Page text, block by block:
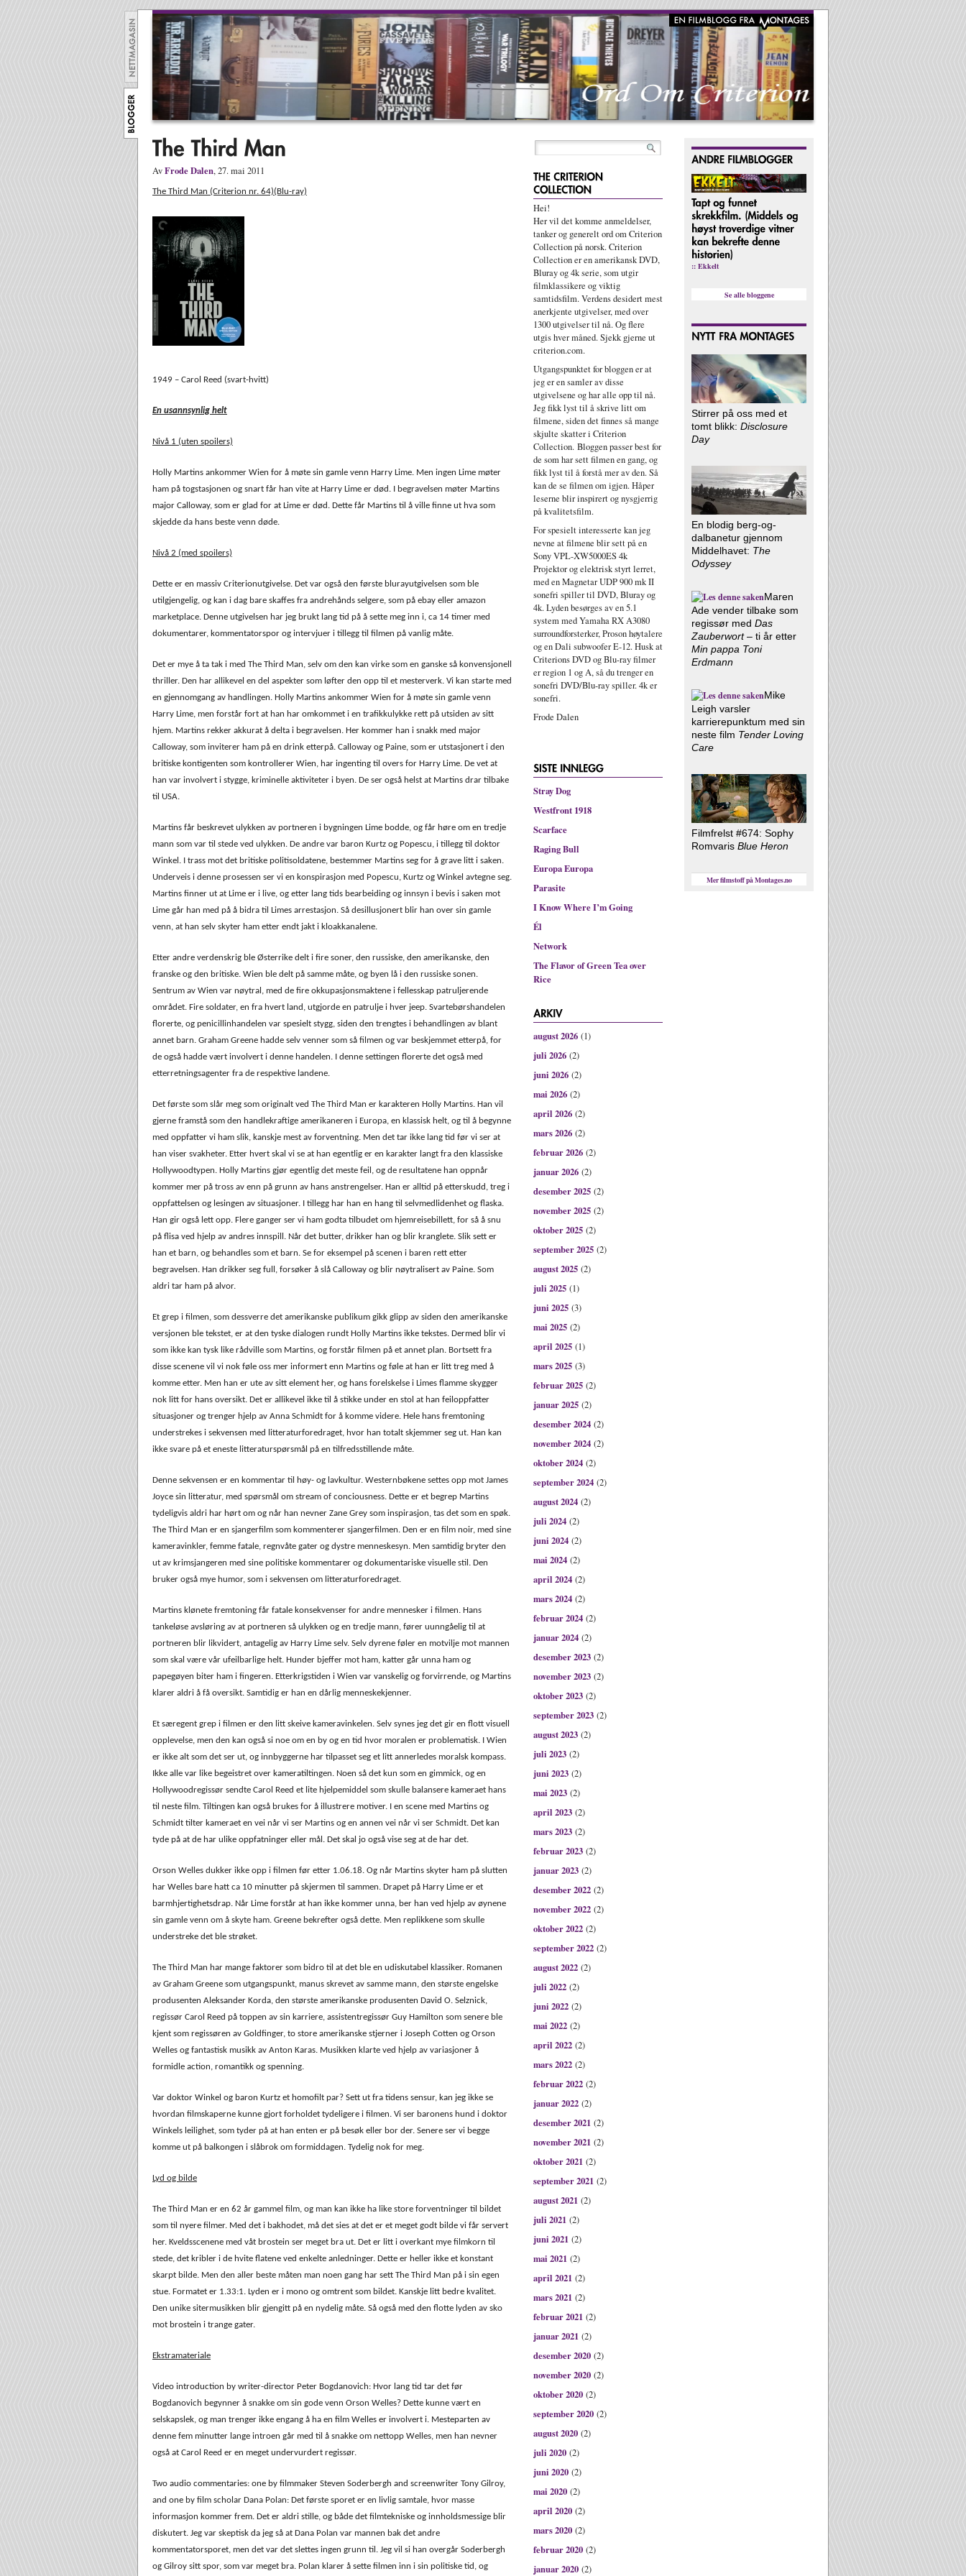
AvFrode Dalen, 27. mai 2011
The Third Man (Criterion nr. 64)(Blu-ray)
1949 – Carol Reed (svart-hvitt)
En usannsynlig helt
Nivå 1 (uten spoilers)
Holly Martins ankommer Wien for å møte sin gamle venn Harry Lime. Men ingen Lime møter
ham på togstasjonen og snart får han vite at Harry Lime er død. I begravelsen møter Martins
major Calloway, som er glad for at Lime er død. Dette får Martins til å ville finne ut hva som
skjedde da hans beste venn døde.
Nivå 2 (med spoilers)
Dette er en massiv Criterionutgivelse. Det var også den første blurayutgivelsen som ble
utilgjengelig, og kan i dag bare skaffes fra andrehånds selgere, som på ebay eller amazon
marketplace. Denne utgivelsen har jeg brukt lang tid på å sette meg inn i, ca 14 timer med
dokumentarer, kommentatorspor og intervjuer i tillegg til filmen på vanlig måte.
Det er mye å ta tak i med The Third Man, selv om den kan virke som en ganske så konvensjonell
thriller. Den har allikevel en del aspekter som løfter den opp til et mesterverk. Vi kan starte med
en gjennomgang av handlingen. Holly Martins ankommer Wien for å møte sin gamle venn
Harry Lime, men forstår fort at han har omkommet i en trafikkulykke rett på utsiden av sitt
hjem. Martins rekker akkurat å delta i begravelsen. Her kommer han i snakk med major
Calloway, som inviterer ham på en drink etterpå. Calloway og Paine, som er utstasjonert i den
britiske kontigenten som kontrollerer Wien, har ingenting til overs for Harry Lime. De vet at
han var involvert i stygge, kriminelle aktiviteter i byen. De ser også helst at Martins drar tilbake
til USA.
Martins får beskrevet ulykken av portneren i bygningen Lime bodde, og får høre om en tredje
mann som var til stede ved ulykken. De andre var baron Kurtz og Popescu, i tillegg til doktor
Winkel. I trass mot det britiske politisoldatene, bestemmer Martins seg for å grave litt i saken.
Underveis i denne prosessen ser vi en konspirasjon med Popescu, Kurtz og Winkel avtegne seg.
Martins finner ut at Lime er i live, og etter lang tids bearbeiding og innsyn i bevis i saken mot
Lime går han med på å bidra til Limes arrestasjon. Så desillusjonert blir han over sin gamle
venn, at han selv skyter ham etter endt jakt i kloakkanalene.
Etter andre verdenskrig ble Østerrike delt i fire soner, den russiske, den amerikanske, den
franske og den britiske. Wien ble delt på samme måte, og byen lå i den russiske sonen.
Sentrum av Wien var nøytral, med de fire okkupasjonsmaktene i fellesskap patruljerende
området. Fire soldater, en fra hvert land, utgjorde en patrulje i hver jeep. Svartebørshandelen
florerte, og penicillinhandelen var spesielt stygg, siden den trengtes i behandlingen av blant
annet barn. Graham Greene hadde selv venner som så filmen og var beskjemmet etterpå, for
de også hadde vært involvert i denne handelen. I denne settingen florerte det også med
etterretningsagenter fra de respektive landene.
Det første som slår meg som originalt ved The Third Man er karakteren Holly Martins. Han vil
gjerne framstå som den handlekraftige amerikaneren i Europa, en klassisk helt, og til å begynne
med oppfatter vi ham slik, kanskje mest av forventning. Men det tar ikke lang tid før vi ser at
han viser svakheter. Etter hvert skal vi se at han egentlig er en karakter langt fra den klassiske
Hollywoodtypen. Holly Martins gjør egentlig det meste feil, og de resultatene han oppnår
kommer mer på tross av enn på grunn av hans anstrengelser. Han er alltid på etterskudd, treg i
oppfattelsen og lesingen av situasjoner. I tillegg har han en hang til selvmedlidenhet og flaska.
Han gir også lett opp. Flere ganger ser vi ham godta tilbudet om hjemreisebillett, for så å snu
på flisa ved hjelp av andres innspill. Når det butter, drikker han og blir kranglete. Slik sett er
han et barn, og behandles som et barn. Se for eksempel på scenen i baren rett etter
begravelsen. Han drikker seg full, forsøker å slå Calloway og blir nøytralisert av Paine. Som
aldri tar ham på alvor.
Et grep i filmen, som dessverre det amerikanske publikum gikk glipp av siden den amerikanske
versjonen ble tekstet, er at den tyske dialogen rundt Holly Martins ikke tekstes. Dermed blir vi
som ikke kan tysk like rådville som Martins, og forstår filmen på et annet plan. Bortsett fra
disse scenene vil vi nok føle oss mer informert enn Martins og føle at han er litt treg med å
komme etter. Men han er ute av sitt element her, og hans forelskelse i Limes flamme skygger
nok litt for hans oversikt. Det er allikevel ikke til å stikke under en stol at han feiloppfatter
situasjoner og trenger hjelp av Anna Schmidt for å komme videre. Hele hans fremtoning
understrekes i sekvensen med litteraturforedraget, hvor han totalt skjemmer seg ut. Han kan
ikke svare på et eneste litteraturspørsmål på en tilfredsstillende måte.
Denne sekvensen er en kommentar til høy- og lavkultur. Westernbøkene settes opp mot James
Joyce sin litteratur, med spørsmål om stream of conciousness. Dette er et begrep Martins
tydeligvis aldri har hørt om og når han nevner Zane Grey som inspirasjon, tas det som en spøk.
The Third Man er en sjangerfilm som kommenterer sjangerfilmen. Den er en film noir, med sine
kameravinkler, femme fatale, regnvåte gater og dystre menneskesyn. Men samtidig bryter den
ut av krimsjangeren med sine politiske kommentarer og dokumentariske visuelle stil. Den
bruker også mye humor, som i sekvensen om litteraturforedraget.
Martins klønete fremtoning får fatale konsekvenser for andre mennesker i filmen. Hans
tankeløse avsløring av at portneren så ulykken og en tredje mann, fører uunngåelig til at
portneren blir likvidert, antagelig av Harry Lime selv. Selv dyrene føler en motvilje mot mannen
som skal være vår ufeilbarlige helt. Hunder bjeffer mot ham, katter går unna ham og
papegøyen biter ham i fingeren. Etterkrigstiden i Wien var vanskelig og forvirrende, og Martins
klarer aldri å få oversikt. Samtidig er han en dårlig menneskekjenner.
Et særegent grep i filmen er den litt skeive kameravinkelen. Selv synes jeg det gir en flott visuell
opplevelse, men den kan også si noe om en by og en tid hvor moralen er problematisk. I Wien
er ikke alt som det ser ut, og innbyggerne har tilpasset seg et litt annerledes moralsk kompass.
Ikke alle var like begeistret over kameratiltingen. Noen så det kun som en gimmick, og en
Hollywoodregissør sendte Carol Reed et lite hjelpemiddel som skulle balansere kameraet hans
til neste film. Tiltingen kan også brukes for å illustrere motiver. I en scene med Martins og
Schmidt tilter kameraet en vei når vi ser Martins og en annen vei når vi ser Schmidt. Det kan
tyde på at de har ulike oppfatninger eller mål. Det skal jo også vise seg at de har det.
Orson Welles dukker ikke opp i filmen før etter 1.06.18. Og når Martins skyter ham på slutten
har Welles bare hatt ca 10 minutter på skjermen til sammen. Drapet på Harry Lime er et
barmhjertighetsdrap. Når Lime forstår at han ikke kommer unna, ber han ved hjelp av øynene
sin gamle venn om å skyte ham. Greene bekrefter også dette. Men replikkene som skulle
understreke det ble strøket.
The Third Man har mange faktorer som bidro til at det ble en udiskutabel klassiker. Romanen
av Graham Greene som utgangspunkt, manus skrevet av samme mann, den største engelske
produsenten Aleksander Korda, den største amerikanske produsenten David O. Selznick,
regissør Carol Reed på toppen av sin karriere, assistentregissør Guy Hamilton som senere ble
kjent som regissøren av Goldfinger, to store amerikanske stjerner i Joseph Cotten og Orson
Welles og fantastisk musikk av Anton Karas. Musikken klarte ved hjelp av variasjoner å
formidle action, romantikk og spenning.
Var doktor Winkel og baron Kurtz et homofilt par? Sett ut fra tidens sensur, kan jeg ikke se
hvordan filmskaperne kunne gjort forholdet tydeligere i filmen. Vi ser baronens hund i doktor
Winkels leilighet, som tyder på at han enten er på besøk eller bor der. Senere ser vi begge
komme ut på balkongen i slåbrok om formiddagen. Tydelig nok for meg.
Lyd og bilde
The Third Man er en 62 år gammel film, og man kan ikke ha like store forventninger til bildet
som til nyere filmer. Med det i bakhodet, må det sies at det er et meget godt bilde vi får servert
her. Kveldsscenene med våt brostein ser meget bra ut. Det er litt i overkant mye filmkorn til
stede, det kribler i de hvite flatene ved enkelte anledninger. Dette er heller ikke et konstant
skarpt bilde. Men den aller beste måten man noen gang har sett The Third Man på i sin egen
stue. Formatet er 1.33:1. Lyden er i mono og omtrent som bildet. Kanskje litt bedre kvalitet.
Den unike sitermusikken blir gjengitt på en nydelig måte. Så også med den flotte lyden av sko
mot brostein i trange gater.
Ekstramateriale
Video introduction by writer-director Peter Bogdanovich: Hvor lang tid tar det før
Bogdanovich begynner å snakke om sin gode venn Orson Welles? Dette kunne vært en
selskapslek, og man trenger ikke engang å ha en film Welles er involvert i. Mesteparten av
denne fem minutter lange introen går med til å snakke om nettopp Welles, men han nevner
også at Carol Reed er en meget undervurdert regissør.
Two audio commentaries: one by filmmaker Steven Soderbergh and screenwriter Tony Gilroy,
and one by film scholar Dana Polan: Det første sporet er en livlig samtale, hvor masse
informasjon kommer frem. Det er aldri stille, og både det filmtekniske og innholdsmessige blir
diskutert. Jeg var skeptisk da jeg så at Dana Polan var mannen bak det andre
kommentatorsporet, men det var det slettes ingen grunn til. Jeg vil si han overgår Soderbergh
og Gilroy sitt spor, som var meget bra. Polan klarer å sette filmen inn i sin politiske tid, og
Hei!
Her vil det komme anmeldelser,
tanker og generelt ord om Criterion
Collection på norsk. Criterion
Collection er en amerikansk DVD,
Bluray og 4k serie, som utgir
filmklassikere og viktig
samtidsfilm. Verdens desidert mest
anerkjente utgivelser, med over
1300 utgivelser til nå. Og flere
utgis hver måned. Sjekk gjerne ut
criterion.com.
Utgangspunktet for bloggen er at
jeg er en samler av disse
utgivelsene og har alle opp til nå.
Jeg fikk lyst til å skrive litt om
filmene, siden det finnes så mange
skjulte skatter i Criterion
Collection. Bloggen passer best for
de som har sett filmen en gang, og
fikk lyst til å forstå mer av den. Så
kan de se filmen om igjen. Håper
leserne blir inspirert og nysgjerrig
på kvalitetsfilm.
For spesielt interesserte kan jeg
nevne at filmene blir sett på en
Sony VPL-XW5000ES 4k
Projektor og elektrisk styrt lerret,
med en Magnetar UDP 900 mk II
sonefri spiller til DVD, Bluray og
4k. Lyden besørges av en 5.1
system med Yamaha RX A3080
surroundforsterker, Proson høytalere
og en Dali subwoofer E-12. Husk at
Criterions DVD og Blu-ray filmer
er region 1 og A, så du trenger en
sonefri DVD/Blu-ray spiller. 4k er
sonefri.
Frode Dalen
Stray Dog
Westfront 1918
Scarface
Raging Bull
Europa Europa
Parasite
I Know Where I’m Going
Él
Network
The Flavor of Green Tea over
Rice
august 2026 (1)
juli 2026 (2)
juni 2026 (2)
mai 2026 (2)
april 2026 (2)
mars 2026 (2)
februar 2026 (2)
januar 2026 (2)
desember 2025 (2)
november 2025 (2)
oktober 2025 (2)
september 2025 (2)
august 2025 (2)
juli 2025 (1)
juni 2025 (3)
mai 2025 (2)
april 2025 (1)
mars 2025 (3)
februar 2025 (2)
januar 2025 (2)
desember 2024 (2)
november 2024 (2)
oktober 2024 (2)
september 2024 (2)
august 2024 (2)
juli 2024 (2)
juni 2024 (2)
mai 2024 (2)
april 2024 (2)
mars 2024 (2)
februar 2024 (2)
januar 2024 (2)
desember 2023 (2)
november 2023 (2)
oktober 2023 (2)
september 2023 (2)
august 2023 (2)
juli 2023 (2)
juni 2023 (2)
mai 2023 (2)
april 2023 (2)
mars 2023 (2)
februar 2023 (2)
januar 2023 (2)
desember 2022 (2)
november 2022 (2)
oktober 2022 (2)
september 2022 (2)
august 2022 (2)
juli 2022 (2)
juni 2022 (2)
mai 2022 (2)
april 2022 (2)
mars 2022 (2)
februar 2022 (2)
januar 2022 (2)
desember 2021 (2)
november 2021 (2)
oktober 2021 (2)
september 2021 (2)
august 2021 (2)
juli 2021 (2)
juni 2021 (2)
mai 2021 (2)
april 2021 (2)
mars 2021 (2)
februar 2021 (2)
januar 2021 (2)
desember 2020 (2)
november 2020 (2)
oktober 2020 (2)
september 2020 (2)
august 2020 (2)
juli 2020 (2)
juni 2020 (2)
mai 2020 (2)
april 2020 (2)
mars 2020 (2)
februar 2020 (2)
januar 2020 (2)
:: Ekkelt
Se alle bloggene
Stirrer på oss med et
tomt blikk: Disclosure
Day
En blodig berg-og-
dalbanetur gjennom
Middelhavet: The
Odyssey
Maren
Ade vender tilbake som
regissør med Das
Zauberwort– ti år etter
Min pappa Toni
Erdmann
Mike
Leigh varsler
karrierepunktum med sin
neste film Tender Loving
Care
Filmfrelst #674: Sophy
Romvaris Blue Heron
Mer filmstoff på Montages.no